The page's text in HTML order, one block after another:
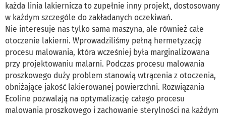
każda linia lakiernicza to zupełnie inny projekt, dostosowany
w każdym szczególe do zakładanych oczekiwań.
Nie interesuje nas tylko sama maszyna, ale również całe
otoczenie lakierni. Wprowadziliśmy pełną hermetyzację
procesu malowania, która wcześniej była marginalizowana
przy projektowaniu malarni. Podczas procesu malowania
proszkowego duży problem stanowią wtrącenia z otoczenia,
obniżające jakość lakierowanej powierzchni. Rozwiązania
Ecoline pozwalają na optymalizację całego procesu
malowania proszkowego i zachowanie sterylności na każdym